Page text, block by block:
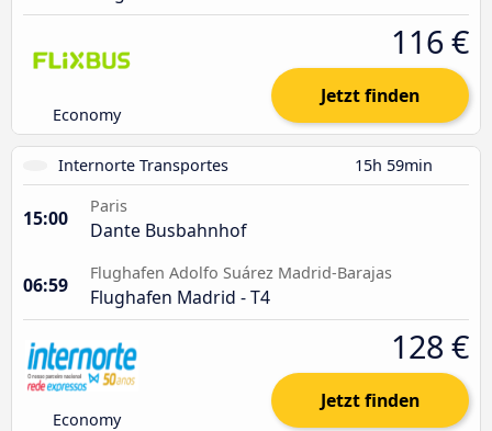
Economy
116 €
Jetzt finden
Internorte Transportes 15h 59min
15:00
Paris
Dante Busbahnhof
06:59
Flughafen Adolfo Suárez Madrid-Barajas
Flughafen Madrid - T4
Economy
128 €
Jetzt finden